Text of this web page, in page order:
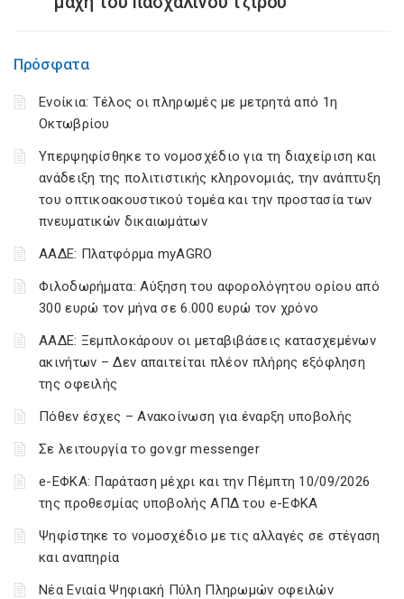
Πρόσφατα
Ενοίκια: Τέλος οι πληρωμές με μετρητά από 1η
Οκτωβρίου
Υπερψηφίσθηκε το νομοσχέδιο για τη διαχείριση και
ανάδειξη της πολιτιστικής κληρονομιάς, την ανάπτυξη
του οπτικοακουστικού τομέα και την προστασία των
πνευματικών δικαιωμάτων
ΑΑΔΕ: Πλατφόρμα myAGRO
Φιλοδωρήματα: Αύξηση του αφορολόγητου ορίου από
300 ευρώ τον μήνα σε 6.000 ευρώ τον χρόνο
ΑΑΔΕ: Ξεμπλοκάρουν οι μεταβιβάσεις κατασχεμένων
ακινήτων – Δεν απαιτείται πλέον πλήρης εξόφληση
της οφειλής
Πόθεν έσχες – Ανακοίνωση για έναρξη υποβολής
Σε λειτουργία το gov.gr messenger
e-ΕΦΚΑ: Παράταση μέχρι και την Πέμπτη 10/09/2026
της προθεσμίας υποβολής ΑΠΔ του e-ΕΦΚΑ
Ψηφίστηκε το νομοσχέδιο με τις αλλαγές σε στέγαση
και αναπηρία
Νέα Ενιαία Ψηφιακή Πύλη Πληρωμών οφειλών